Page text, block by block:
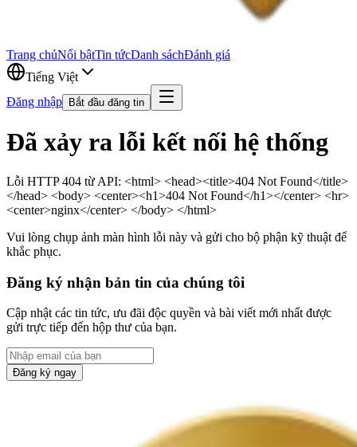
Trang chủNổi bậtTin tứcDanh sáchĐánh giá
Tiếng Việt
Đăng nhập
Bắt đầu đăng tin
Đã xảy ra lỗi kết nối hệ thống
Lỗi HTTP 404 từ API: <html> <head><title>404 Not Found</title>
</head> <body> <center><h1>404 Not Found</h1></center> <hr>
<center>nginx</center> </body> </html>
Vui lòng chụp ảnh màn hình lỗi này và gửi cho bộ phận kỹ thuật để
khắc phục.
Đăng ký nhận bản tin của chúng tôi
Cập nhật các tin tức, ưu đãi độc quyền và bài viết mới nhất được
gửi trực tiếp đến hộp thư của bạn.
Đăng ký ngay